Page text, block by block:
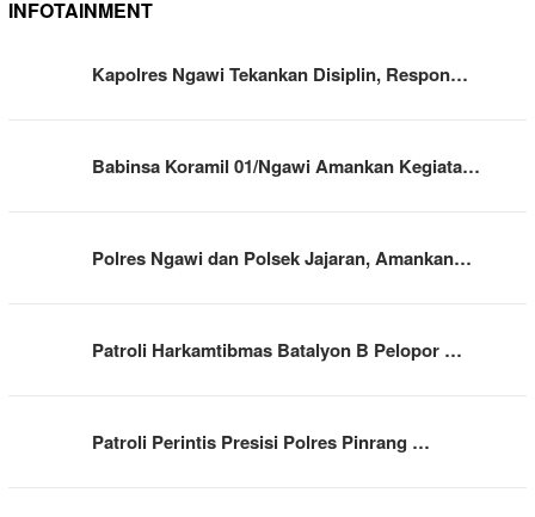
INFOTAINMENT
Kapolres Ngawi Tekankan Disiplin, Respon…
Babinsa Koramil 01/Ngawi Amankan Kegiata…
Polres Ngawi dan Polsek Jajaran, Amankan…
Patroli Harkamtibmas Batalyon B Pelopor …
Patroli Perintis Presisi Polres Pinrang …